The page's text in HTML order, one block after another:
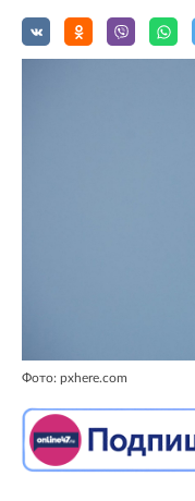
Фото: pxhere.com